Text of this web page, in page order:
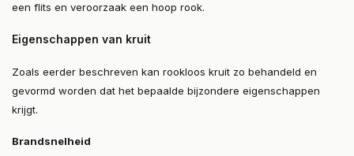
een flits en veroorzaak een hoop rook.
Eigenschappen van kruit
Zoals eerder beschreven kan rookloos kruit zo behandeld en
gevormd worden dat het bepaalde bijzondere eigenschappen
krijgt.
Brandsnelheid